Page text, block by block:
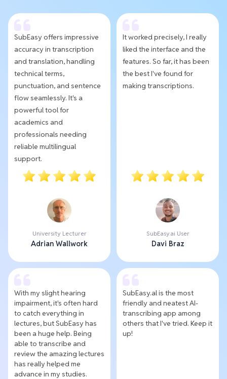
SubEasy offers impressive
accuracy in transcription
and translation, handling
technical terms,
punctuation, and sentence
flow seamlessly. It's a
powerful tool for
academics and
professionals needing
reliable multilingual
support.
University Lecturer
Adrian Wallwork
It worked precisely, I really
liked the interface and the
features. So far, it has been
the best I've found for
making transcriptions.
SubEasy.ai User
Davi Braz
With my slight hearing
impairment, it's often hard
to catch everything in
lectures, but SubEasy has
been a huge help. Being
able to transcribe and
review the amazing lectures
has really helped me
advance in my studies.
SubEasy.al is the most
friendly and neatest AI-
transcribing app among
others that I've tried. Keep it
up!